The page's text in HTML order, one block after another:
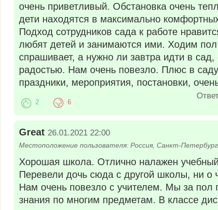
очень приветливый. Обстановка очень
дети находятся в максимально
Подход сотрудников сада к работе
любят детей и занимаются ими. Ходим пол
спрашивает, а нужно ли завтра идти в сад,
радостью. Нам очень повезло. Плюс в
праздники, мероприятия, постановки,
2 6
Great 26.01.2021 22:00
Местоположение пользователя: Россия, Санкт-Петербург
Хорошая школа. Отлично налажен
Перевели дочь сюда с другой школы, ни о
Нам очень повезло с учителем. Мы за пол
знания по многим предметам. В классе